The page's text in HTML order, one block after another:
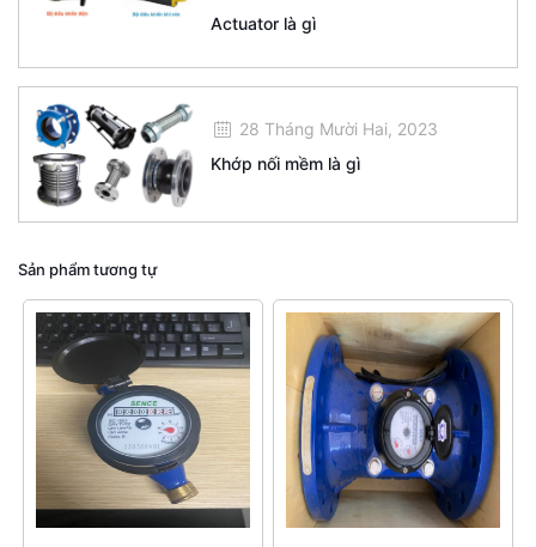
Actuator là gì
28 Tháng Mười Hai, 2023
Khớp nối mềm là gì
Sản phẩm tương tự